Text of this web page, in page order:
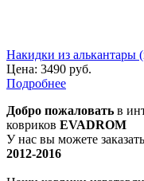
Накидки из алькантары
Цена: 3490 руб.
Подробнее
Добро пожаловать в
ковриков EVADROM
У нас вы можете
2012-2016